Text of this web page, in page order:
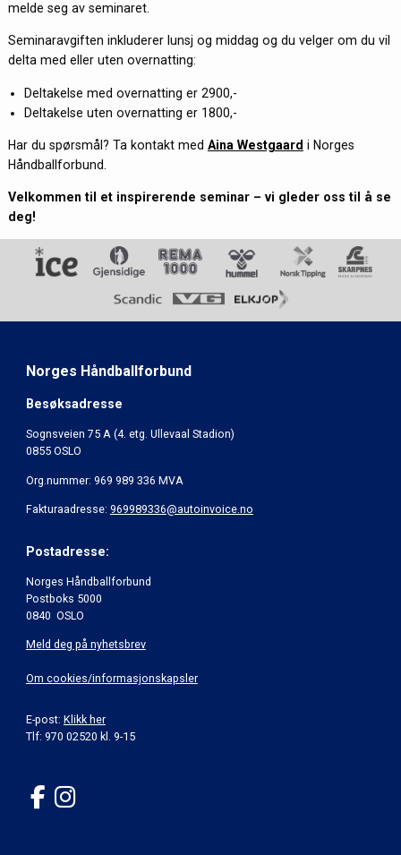
melde seg av seminaret.
Seminaravgiften inkluderer lunsj og middag og du velger om du vil
delta med eller uten overnatting:
Deltakelse med overnatting er 2900,-
Deltakelse uten overnatting er 1800,-
Har du spørsmål? Ta kontakt med Aina Westgaard i Norges
Håndballforbund.
Velkommen til et inspirerende seminar – vi gleder oss til å se
deg!
Norges Håndballforbund
Besøksadresse
Sognsveien 75 A (4. etg. Ullevaal Stadion)
0855 OSLO
Org.nummer: 969 989 336 MVA
Fakturaadresse: 969989336@autoinvoice.no
Postadresse:
Norges Håndballforbund
Postboks 5000
0840 OSLO
Meld deg på nyhetsbrev
Om cookies/informasjonskapsler
E-post: Klikk her
Tlf: 970 02520 kl. 9-15